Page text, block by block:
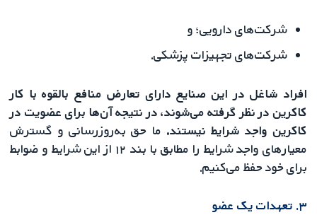
شرکت‌های دارویی؛ و
شرکت‌های تجهیزات پزشکی.
افراد شاغل در این صنایع دارای تعارض منافع بالقوه با کار
کاکرین در نظر گرفته می‌شوند، در نتیجه آن‌ها برای عضویت در
کاکرین واجد شرایط نیستند. ما حق به‌روزرسانی و گسترش
معیارهای واجد شرایط‌ را مطابق با بند ۱۲ از این شرایط و ضوابط
برای خود حفظ می‌کنیم.
۳. تعهدات یک عضو